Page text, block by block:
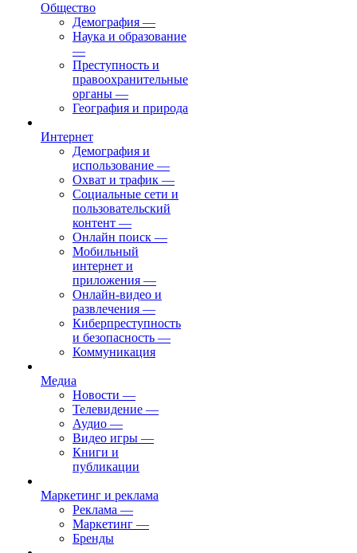
Общество
Демография —
Наука и образование
—
Преступность и
правоохранительные
органы —
География и природа
Интернет
Демография и
использование —
Охват и трафик —
Социальные сети и
пользовательский
контент —
Онлайн поиск —
Мобильный
интернет и
приложения —
Онлайн-видео и
развлечения —
Киберпреступность
и безопасность —
Коммуникация
Медиа
Новости —
Телевидение —
Аудио —
Видео игры —
Книги и
публикации
Маркетинг и реклама
Реклама —
Маркетинг —
Бренды